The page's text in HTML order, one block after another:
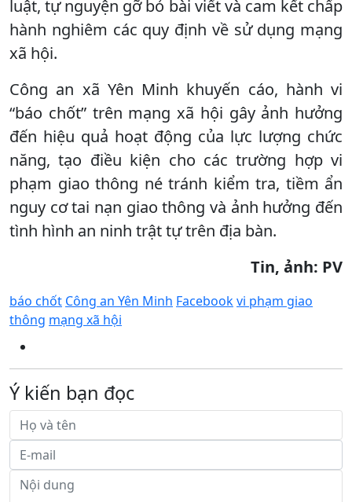
luật, tự nguyện gỡ bỏ bài viết và cam kết chấp
hành nghiêm các quy định về sử dụng mạng
xã hội.
Công an xã Yên Minh khuyến cáo, hành vi
“báo chốt” trên mạng xã hội gây ảnh hưởng
đến hiệu quả hoạt động của lực lượng chức
năng, tạo điều kiện cho các trường hợp vi
phạm giao thông né tránh kiểm tra, tiềm ẩn
nguy cơ tai nạn giao thông và ảnh hưởng đến
tình hình an ninh trật tự trên địa bàn.
Tin, ảnh: PV
báo chốt Công an Yên Minh Facebookvi phạm giao
thông mạng xã hội
Ý kiến bạn đọc